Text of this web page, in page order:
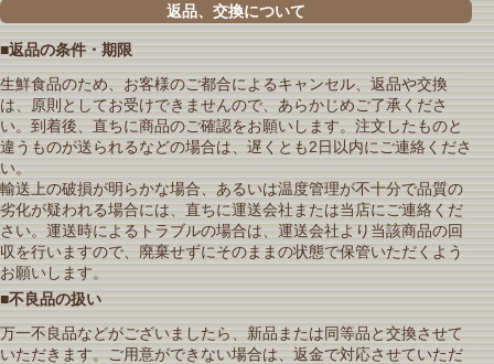
返品、交換について
■返品の条件・期限
生鮮食品のため、お客様のご都合によるキャンセル、返品や交換
は、原則としてお受けできませんので、あらかじめご了承くださ
い。到着後、直ちに商品のご確認をお願いします。注文したものと
違うものが送られるなどの場合は、遅くとも2日以内にご連絡くださ
い。
輸送上の破損が明らかな場合、あるいは温度管理が不十分で品質の
劣化が疑われる場合には、直ちに運送会社または当店にご連絡くだ
さい。運送時によるトラブルの場合は、運送会社より当該商品の回
収を行いますので、廃棄せずにそのままの状態で保管いただくよう
お願いします。
■不良品の扱い
万一不良品などがございましたら、新品または同等品と交換させて
いただきます。ご用意ができない場合は、返金で対応させていただ